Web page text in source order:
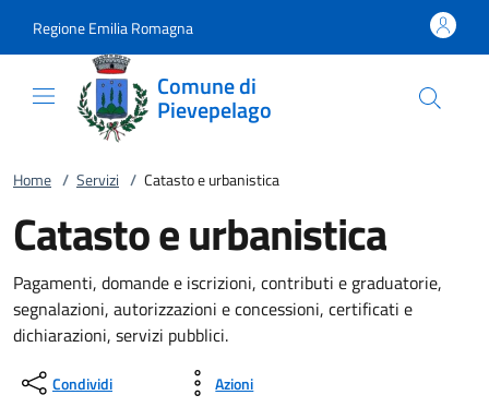
Regione Emilia Romagna
Comune di
Pievepelago
Home / Servizi / Catasto e urbanistica
Catasto e urbanistica
Pagamenti, domande e iscrizioni, contributi e graduatorie,
segnalazioni, autorizzazioni e concessioni, certificati e
dichiarazioni, servizi pubblici.
Condividi Azioni